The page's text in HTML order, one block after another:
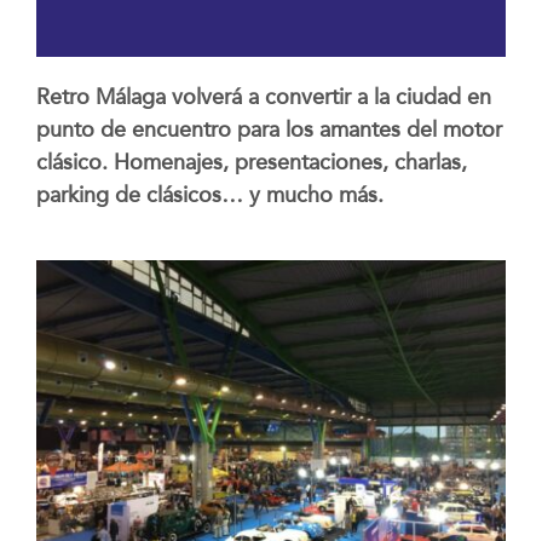
Retro Málaga volverá a convertir a la ciudad en
punto de encuentro para los amantes del motor
clásico. Homenajes, presentaciones, charlas,
parking de clásicos… y mucho más.